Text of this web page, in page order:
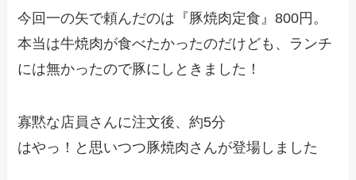
今回一の矢で頼んだのは『豚焼肉定食』800円。
本当は牛焼肉が食べたかったのだけども、ランチ
には無かったので豚にしときました！
寡黙な店員さんに注文後、約5分
はやっ！と思いつつ豚焼肉さんが登場しました